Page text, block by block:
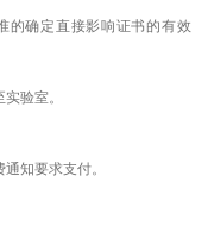
的确定直接影响证书的有效
验室。
知要求支付。